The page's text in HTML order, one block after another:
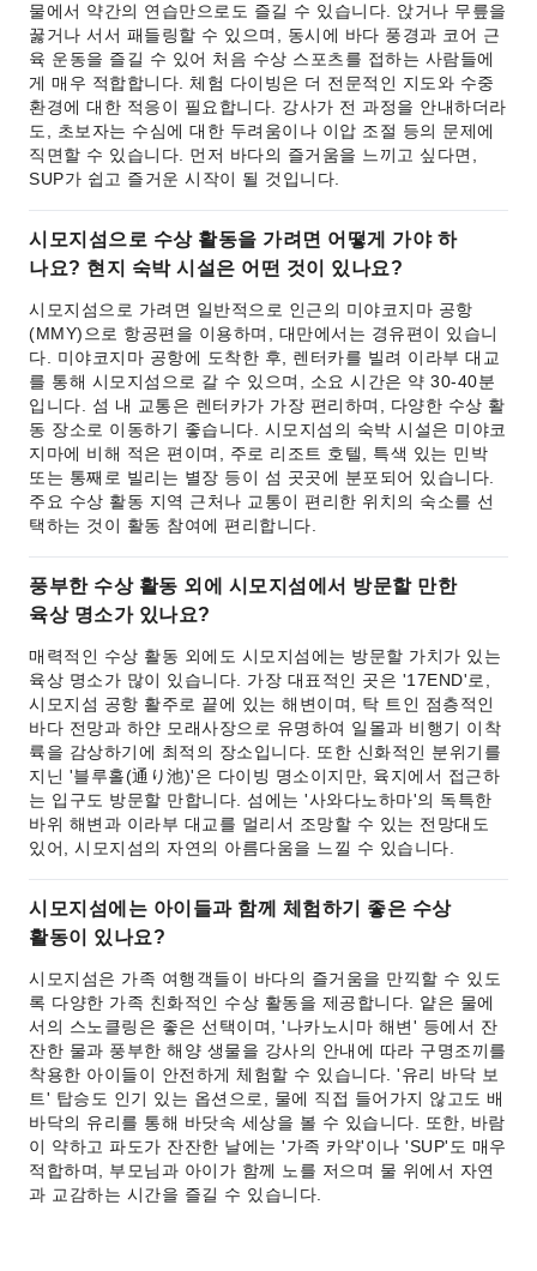
물에서 약간의 연습만으로도 즐길 수 있습니다. 앉거나 무릎을
꿇거나 서서 패들링할 수 있으며, 동시에 바다 풍경과 코어 근
육 운동을 즐길 수 있어 처음 수상 스포츠를 접하는 사람들에
게 매우 적합합니다. 체험 다이빙은 더 전문적인 지도와 수중
환경에 대한 적응이 필요합니다. 강사가 전 과정을 안내하더라
도, 초보자는 수심에 대한 두려움이나 이압 조절 등의 문제에
직면할 수 있습니다. 먼저 바다의 즐거움을 느끼고 싶다면,
SUP가 쉽고 즐거운 시작이 될 것입니다.
시모지섬으로 수상 활동을 가려면 어떻게 가야 하
나요? 현지 숙박 시설은 어떤 것이 있나요?
시모지섬으로 가려면 일반적으로 인근의 미야코지마 공항
(MMY)으로 항공편을 이용하며, 대만에서는 경유편이 있습니
다. 미야코지마 공항에 도착한 후, 렌터카를 빌려 이라부 대교
를 통해 시모지섬으로 갈 수 있으며, 소요 시간은 약 30-40분
입니다. 섬 내 교통은 렌터카가 가장 편리하며, 다양한 수상 활
동 장소로 이동하기 좋습니다. 시모지섬의 숙박 시설은 미야코
지마에 비해 적은 편이며, 주로 리조트 호텔, 특색 있는 민박
또는 통째로 빌리는 별장 등이 섬 곳곳에 분포되어 있습니다.
주요 수상 활동 지역 근처나 교통이 편리한 위치의 숙소를 선
택하는 것이 활동 참여에 편리합니다.
풍부한 수상 활동 외에 시모지섬에서 방문할 만한
육상 명소가 있나요?
매력적인 수상 활동 외에도 시모지섬에는 방문할 가치가 있는
육상 명소가 많이 있습니다. 가장 대표적인 곳은 '17END'로,
시모지섬 공항 활주로 끝에 있는 해변이며, 탁 트인 점층적인
바다 전망과 하얀 모래사장으로 유명하여 일몰과 비행기 이착
륙을 감상하기에 최적의 장소입니다. 또한 신화적인 분위기를
지닌 '블루홀(通り池)'은 다이빙 명소이지만, 육지에서 접근하
는 입구도 방문할 만합니다. 섬에는 '사와다노하마'의 독특한
바위 해변과 이라부 대교를 멀리서 조망할 수 있는 전망대도
있어, 시모지섬의 자연의 아름다움을 느낄 수 있습니다.
시모지섬에는 아이들과 함께 체험하기 좋은 수상
활동이 있나요?
시모지섬은 가족 여행객들이 바다의 즐거움을 만끽할 수 있도
록 다양한 가족 친화적인 수상 활동을 제공합니다. 얕은 물에
서의 스노클링은 좋은 선택이며, '나카노시마 해변' 등에서 잔
잔한 물과 풍부한 해양 생물을 강사의 안내에 따라 구명조끼를
착용한 아이들이 안전하게 체험할 수 있습니다. '유리 바닥 보
트' 탑승도 인기 있는 옵션으로, 물에 직접 들어가지 않고도 배
바닥의 유리를 통해 바닷속 세상을 볼 수 있습니다. 또한, 바람
이 약하고 파도가 잔잔한 날에는 '가족 카약'이나 'SUP'도 매우
적합하며, 부모님과 아이가 함께 노를 저으며 물 위에서 자연
과 교감하는 시간을 즐길 수 있습니다.